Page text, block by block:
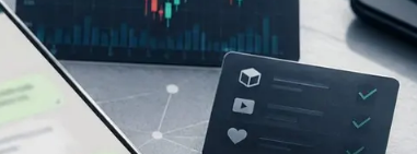
A